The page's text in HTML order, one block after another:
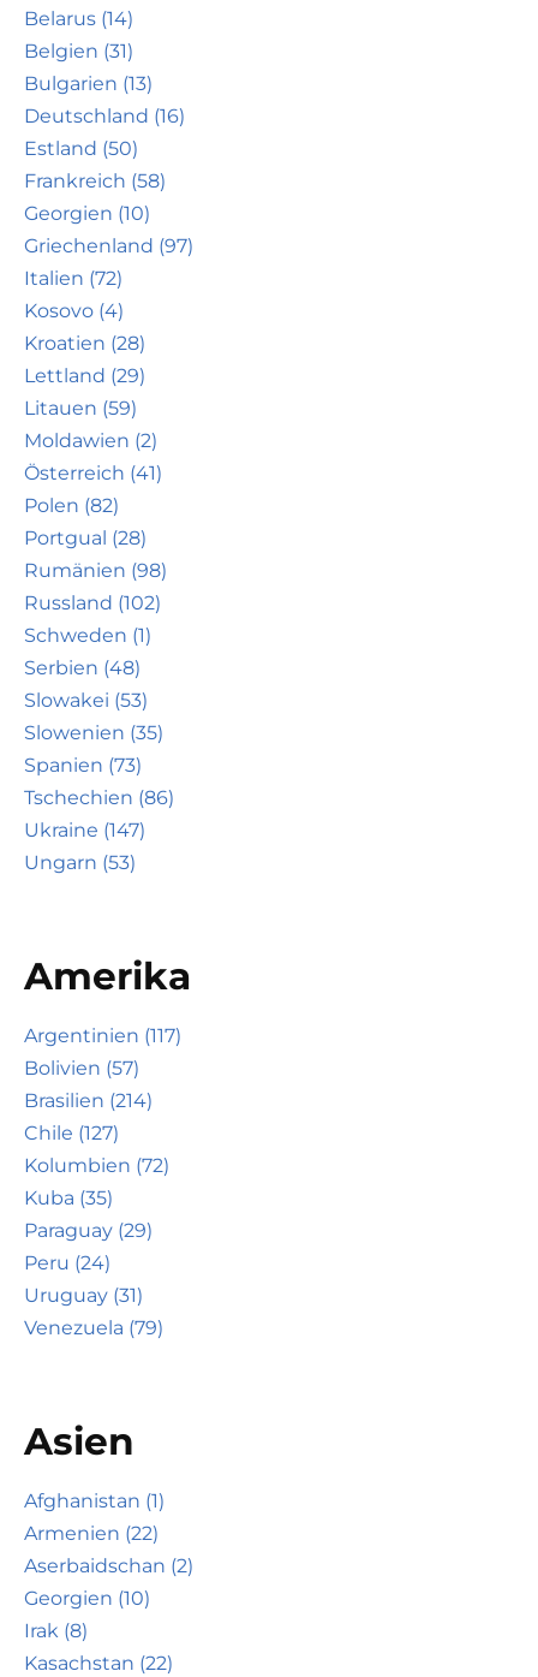
Belarus (14)
Belgien (31)
Bulgarien (13)
Deutschland (16)
Estland (50)
Frankreich (58)
Georgien (10)
Griechenland (97)
Italien (72)
Kosovo (4)
Kroatien (28)
Lettland (29)
Litauen (59)
Moldawien (2)
Österreich (41)
Polen (82)
Portgual (28)
Rumänien (98)
Russland (102)
Schweden (1)
Serbien (48)
Slowakei (53)
Slowenien (35)
Spanien (73)
Tschechien (86)
Ukraine (147)
Ungarn (53)
Amerika
Argentinien (117)
Bolivien (57)
Brasilien (214)
Chile (127)
Kolumbien (72)
Kuba (35)
Paraguay (29)
Peru (24)
Uruguay (31)
Venezuela (79)
Asien
Afghanistan (1)
Armenien (22)
Aserbaidschan (2)
Georgien (10)
Irak (8)
Kasachstan (22)